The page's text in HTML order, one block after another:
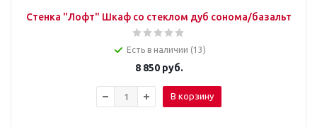
Стенка "Лофт" Шкаф со стеклом дуб сонома/базальт
Есть в наличии (13)
8 850руб.
В корзину